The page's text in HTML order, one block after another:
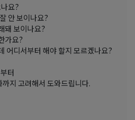
요?
안 보이나요?
돼 보이나요?
가요?
어디서부터 해야 할지 모르겠나요?
터
지 고려해서 도와드립니다.